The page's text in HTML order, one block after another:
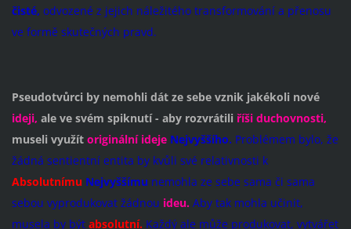
čisté, odvozené z jejich náležitého transformování a přenosu
ve formě skutečných pravd.
Pseudotvůrci by nemohli dát ze sebe vznik jakékoli nové
ideji, ale ve svém spiknutí - aby rozvrátili říši duchovnosti,
museli využít originální ideje Nejvyššího. Problémem bylo, že
žádná sentientní entita by kvůli své relativnosti k
Absolutnímu Nejvyššímu nemohla ze sebe sama či sama
sebou vyprodukovat žádnou ideu. Aby tak mohla učinit,
musela by být absolutní. Každý ale může produkovat, vytvářet